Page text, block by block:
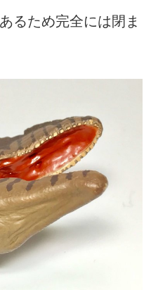
るため完全には閉ま